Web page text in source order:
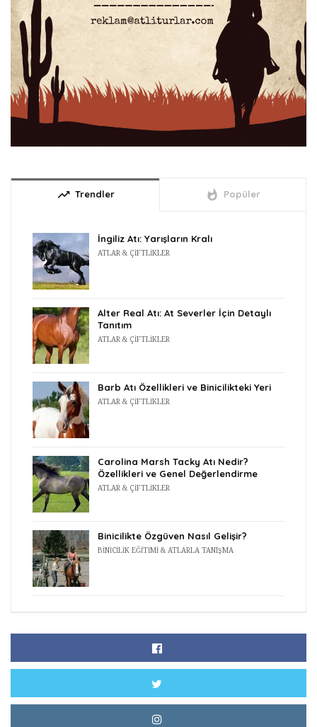
trending_up Trendler whatshot Popüler
İngiliz Atı: Yarışların Kralı
ATLAR & ÇIFTLIKLER
Alter Real Atı: At Severler İçin Detaylı
Tanıtım
ATLAR & ÇIFTLIKLER
Barb Atı Özellikleri ve Binicilikteki Yeri
ATLAR & ÇIFTLIKLER
Carolina Marsh Tacky Atı Nedir?
Özellikleri ve Genel Değerlendirme
ATLAR & ÇIFTLIKLER
Binicilikte Özgüven Nasıl Gelişir?
BINICILIK EĞITIMI & ATLARLA TANIŞMA